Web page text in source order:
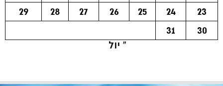
23
24
25
26
27
28
29
30
31
« יול